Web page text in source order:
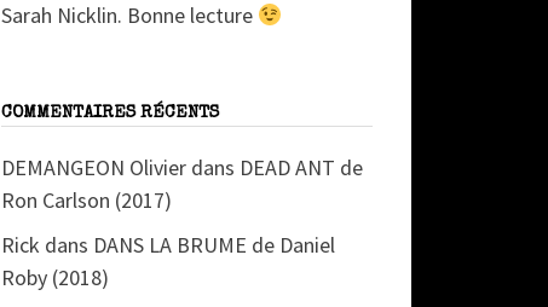
Sarah Nicklin. Bonne lecture
COMMENTAIRES RÉCENTS
DEMANGEON Olivier dans DEAD ANT de
Ron Carlson (2017)
Rick dans DANS LA BRUME de Daniel
Roby (2018)